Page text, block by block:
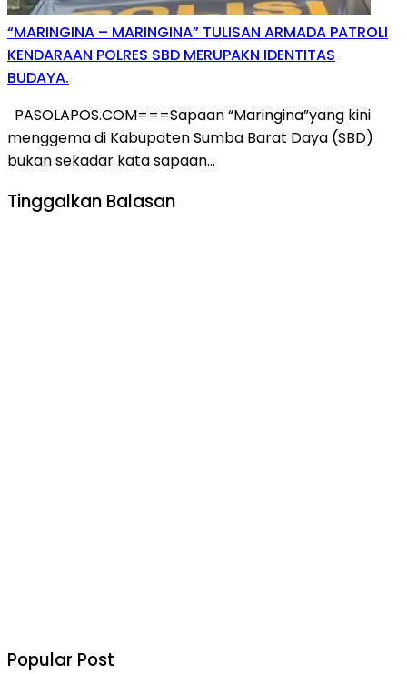
“MARINGINA – MARINGINA” TULISAN ARMADA PATROLI
KENDARAAN POLRES SBD MERUPAKN IDENTITAS
BUDAYA.
PASOLAPOS.COM===Sapaan “Maringina”yang kini
menggema di Kabupaten Sumba Barat Daya (SBD)
bukan sekadar kata sapaan…
Tinggalkan Balasan
Popular Post